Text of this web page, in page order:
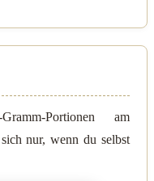
Portionen am
nur, wenn du selbst